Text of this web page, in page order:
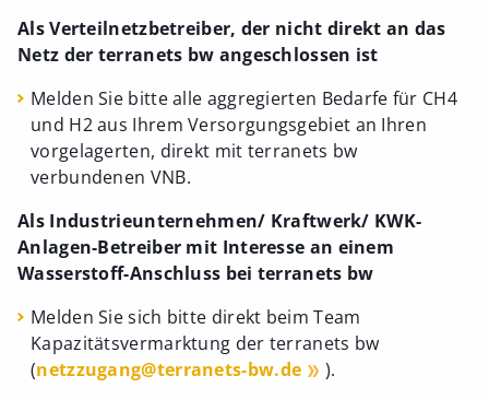
Als Verteilnetzbetreiber, der nicht direkt an das
Netz der terranets bw angeschlossen ist
Melden Sie bitte alle aggregierten Bedarfe für CH4
und H2 aus Ihrem Versorgungsgebiet an Ihren
vorgelagerten, direkt mit terranets bw
verbundenen VNB.
Als Industrieunternehmen/ Kraftwerk/ KWK-
Anlagen-Betreiber mit Interesse an einem
Wasserstoff-Anschluss bei terranets bw
Melden Sie sich bitte direkt beim Team
Kapazitätsvermarktung der terranets bw
(netzzugang@terranets-bw.de
).